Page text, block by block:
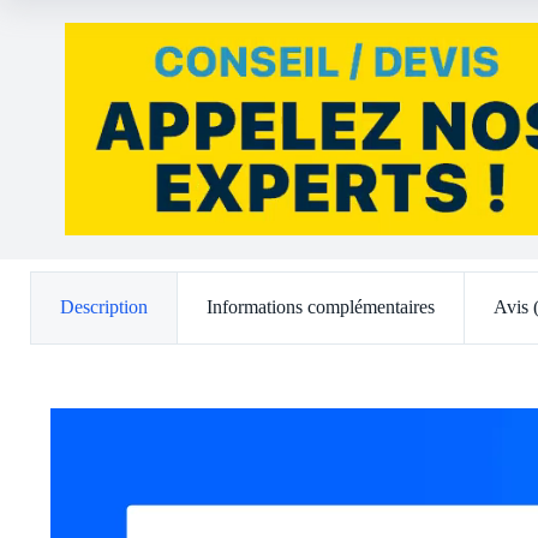
Description Informations complémentaires Avis